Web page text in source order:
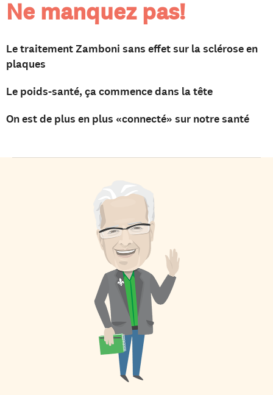
Ne manquez pas!
Le traitement Zamboni sans effet sur la sclérose en
plaques
Le poids-santé, ça commence dans la tête
On est de plus en plus «connecté» sur notre santé